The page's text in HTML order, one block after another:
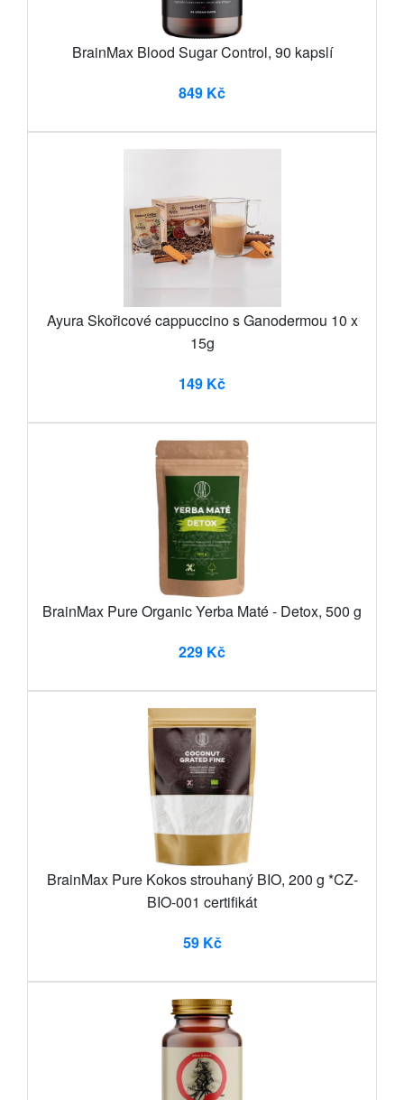
BrainMax Blood Sugar Control, 90 kapslí
849 Kč
Ayura Skořicové cappuccino s Ganodermou 10 x
15g
149 Kč
BrainMax Pure Organic Yerba Maté - Detox, 500 g
229 Kč
BrainMax Pure Kokos strouhaný BIO, 200 g *CZ-
BIO-001 certifikát
59 Kč